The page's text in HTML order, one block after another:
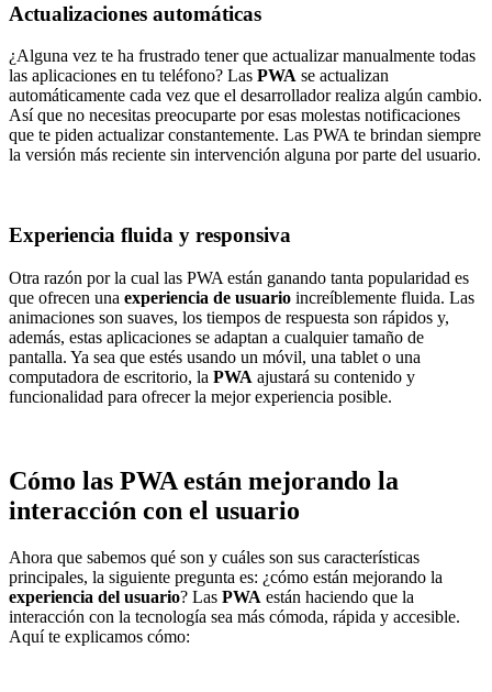
Actualizaciones automáticas
¿Alguna vez te ha frustrado tener que actualizar manualmente todas
las aplicaciones en tu teléfono? Las PWA se actualizan
automáticamente cada vez que el desarrollador realiza algún cambio.
Así que no necesitas preocuparte por esas molestas notificaciones
que te piden actualizar constantemente. Las PWA te brindan siempre
la versión más reciente sin intervención alguna por parte del usuario.
Experiencia fluida y responsiva
Otra razón por la cual las PWA están ganando tanta popularidad es
que ofrecen una experiencia de usuario increíblemente fluida. Las
animaciones son suaves, los tiempos de respuesta son rápidos y,
además, estas aplicaciones se adaptan a cualquier tamaño de
pantalla. Ya sea que estés usando un móvil, una tablet o una
computadora de escritorio, la PWA ajustará su contenido y
funcionalidad para ofrecer la mejor experiencia posible.
Cómo las PWA están mejorando la
interacción con el usuario
Ahora que sabemos qué son y cuáles son sus características
principales, la siguiente pregunta es: ¿cómo están mejorando la
experiencia del usuario? Las PWA están haciendo que la
interacción con la tecnología sea más cómoda, rápida y accesible.
Aquí te explicamos cómo: